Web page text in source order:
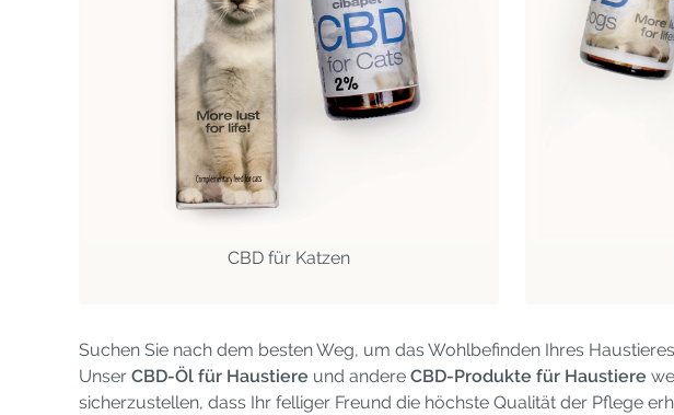
CBD für Katzen
Suchen Sie nach dem besten Weg, um das Wohlbefinden Ihres
Unser CBD-Öl für Haustiere und andere CBD-Produkte für Haustiere
sicherzustellen, dass Ihr felliger Freund die höchste Qualität der Pflege